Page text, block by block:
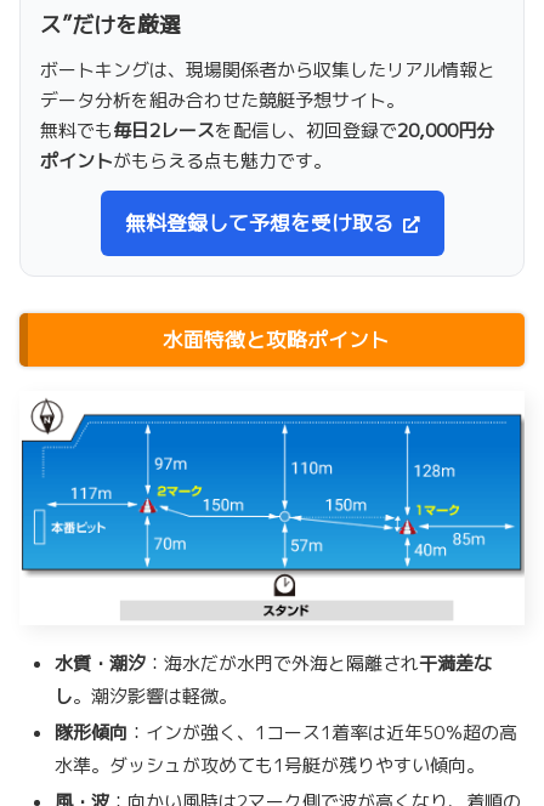
ス”だけを厳選
ボートキングは、現場関係者から収集したリアル情報と
データ分析を組み合わせた競艇予想サイト。
無料でも毎日2レースを配信し、初回登録で20,000円分
ポイントがもらえる点も魅力です。
無料登録して予想を受け取る
水面特徴と攻略ポイント
水質・潮汐 ：海水だが水門で外海と隔離され干満差な
し。潮汐影響は軽微。
隊形傾向 ：インが強く、1コース1着率は近年50％超の高
水準。ダッシュが攻めても1号艇が残りやすい傾向。